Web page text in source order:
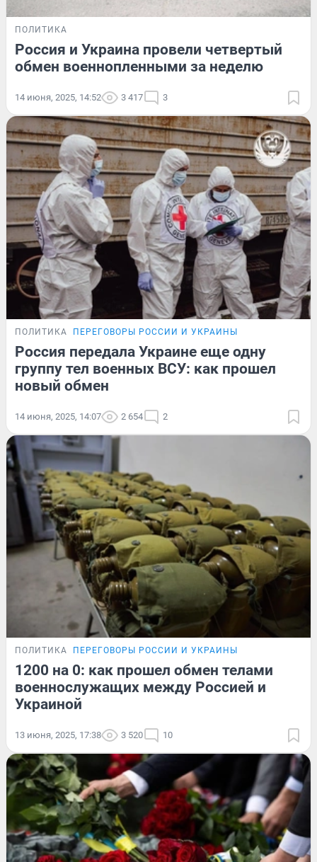
ПОЛИТИКА
Россия и Украина провели четвертый
обмен военнопленными за неделю
14 июня, 2025, 14:52 3 417 3
ПОЛИТИКА ПЕРЕГОВОРЫ РОССИИ И УКРАИНЫ
Россия передала Украине еще одну
группу тел военных ВСУ: как прошел
новый обмен
14 июня, 2025, 14:07 2 654 2
ПОЛИТИКА ПЕРЕГОВОРЫ РОССИИ И УКРАИНЫ
1200 на 0: как прошел обмен телами
военнослужащих между Россией и
Украиной
13 июня, 2025, 17:38 3 520 10